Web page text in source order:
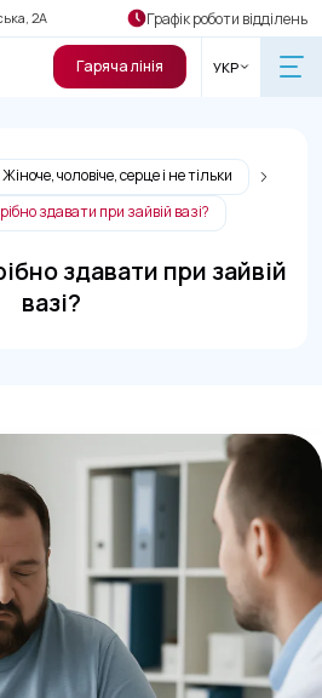
2А Графік роботи відділень
Гаряча лінія УКР
Жіноче, чоловіче, серце і не тільки
здавати при зайвій вазі?
здавати при зайвій
вазі?